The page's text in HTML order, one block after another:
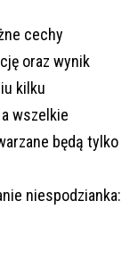
cechy
oraz wynik
kilku
wszelkie
będą tylko
niespodzianka: